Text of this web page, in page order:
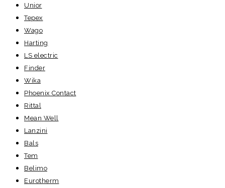
Unior
Tepex
Wago
Harting
LS electric
Finder
Wika
Phoenix Contact
Rittal
Mean Well
Lanzini
Bals
Tem
Belimo
Eurotherm